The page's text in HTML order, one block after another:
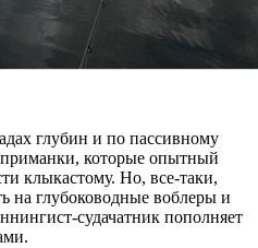
глубин и по пассивному
которые опытный
клыкастому. Но, все-таки,
на глубоководные воблеры и
судачатник пополняет